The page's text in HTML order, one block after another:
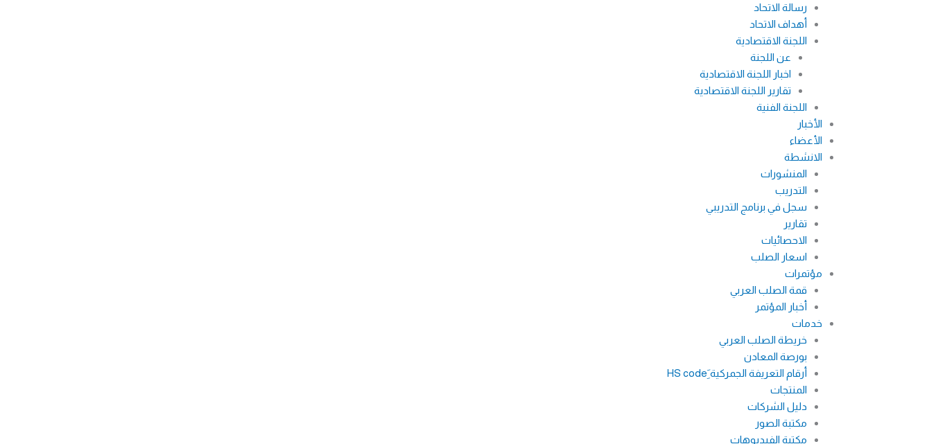
رسالة الاتحاد
أهداف الاتحاد
اللجنة الاقتصادية
عن اللجنة
اخبار اللجنة الاقتصادية
تقارير اللجنة الاقتصادية
اللجنة الفنية
الأخبار
الأعضاء
الانشطة
المنشورات
التدريب
سجل في برنامج التدريبي
تقارير
الاحصائيات
اسعار الصلب
مؤتمرات
قمة الصلب العربي
أخبار المؤتمر
خدمات
خريطة الصلب العربي
بورصة المعادن
أرقام التعريفة الجمركية َِHS code
المنتجات
دليل الشركات
مكتبة الصور
مكتبة الفيديوهات